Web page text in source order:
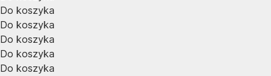
Do koszyka
Do koszyka
Do koszyka
Do koszyka
Do koszyka